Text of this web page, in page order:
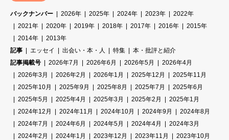
バックナンバー 2026年 2025年 2024年 2023年
2022年
2021年
2020年 2019年 2018年 2017年 2016年
2015年
2014年
2013年
記事
エッセイ 出会い・本・人 特集
本・批評と紹介
記事掲載号
2026年7月 2026年6月 2026年5月
2026年4月
2026年3月
2026年2月 2026年1月 2025年12月
2025年11月
2025年10月
2025年9月 2025年8月 2025年7月
2025年6月
2025年5月
2025年4月 2025年3月 2025年2月
2025年1月
2024年12月
2024年11月 2024年10月 2024年9月
2024年8月
2024年7月
2024年6月 2024年5月 2024年4月
2024年3月
2024年2月
2024年1月 2023年12月 2023年11月
2023年10月